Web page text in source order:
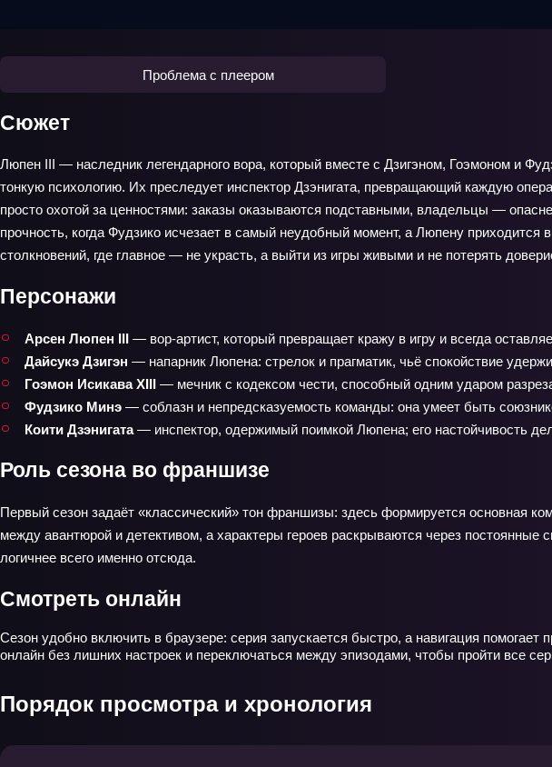
Проблема с плеером
Сюжет
Люпен III — наследник легендарного вора, который вместе с Дзигэном, Гоэмоном и
тонкую психологию. Их преследует инспектор Дзэнигата, превращающий каждую
просто охотой за ценностями: заказы оказываются подставными, владельцы —
прочность, когда Фудзико исчезает в самый неудобный момент, а Люпену
столкновений, где главное — не украсть, а выйти из игры живыми и не потерять
Персонажи
Арсен Люпен III — вор-артист, который превращает кражу в игру и всегда
Дайсукэ Дзигэн — напарник Люпена: стрелок и прагматик, чьё спокойствие
Гоэмон Исикава XIII — мечник с кодексом чести, способный одним ударом
Фудзико Минэ — соблазн и непредсказуемость команды: она умеет быть
Коити Дзэнигата— инспектор, одержимый поимкой Люпена; его настойчивость
Роль сезона во франшизе
Первый сезон задаёт «классический» тон франшизы: здесь формируется основная
между авантюрой и детективом, а характеры героев раскрываются через
логичнее всего именно отсюда.
Смотреть онлайн
Сезон удобно включить в браузере: серия запускается быстро, а навигация
онлайн без лишних настроек и переключаться между эпизодами, чтобы пройти все
Порядок просмотра и хронология